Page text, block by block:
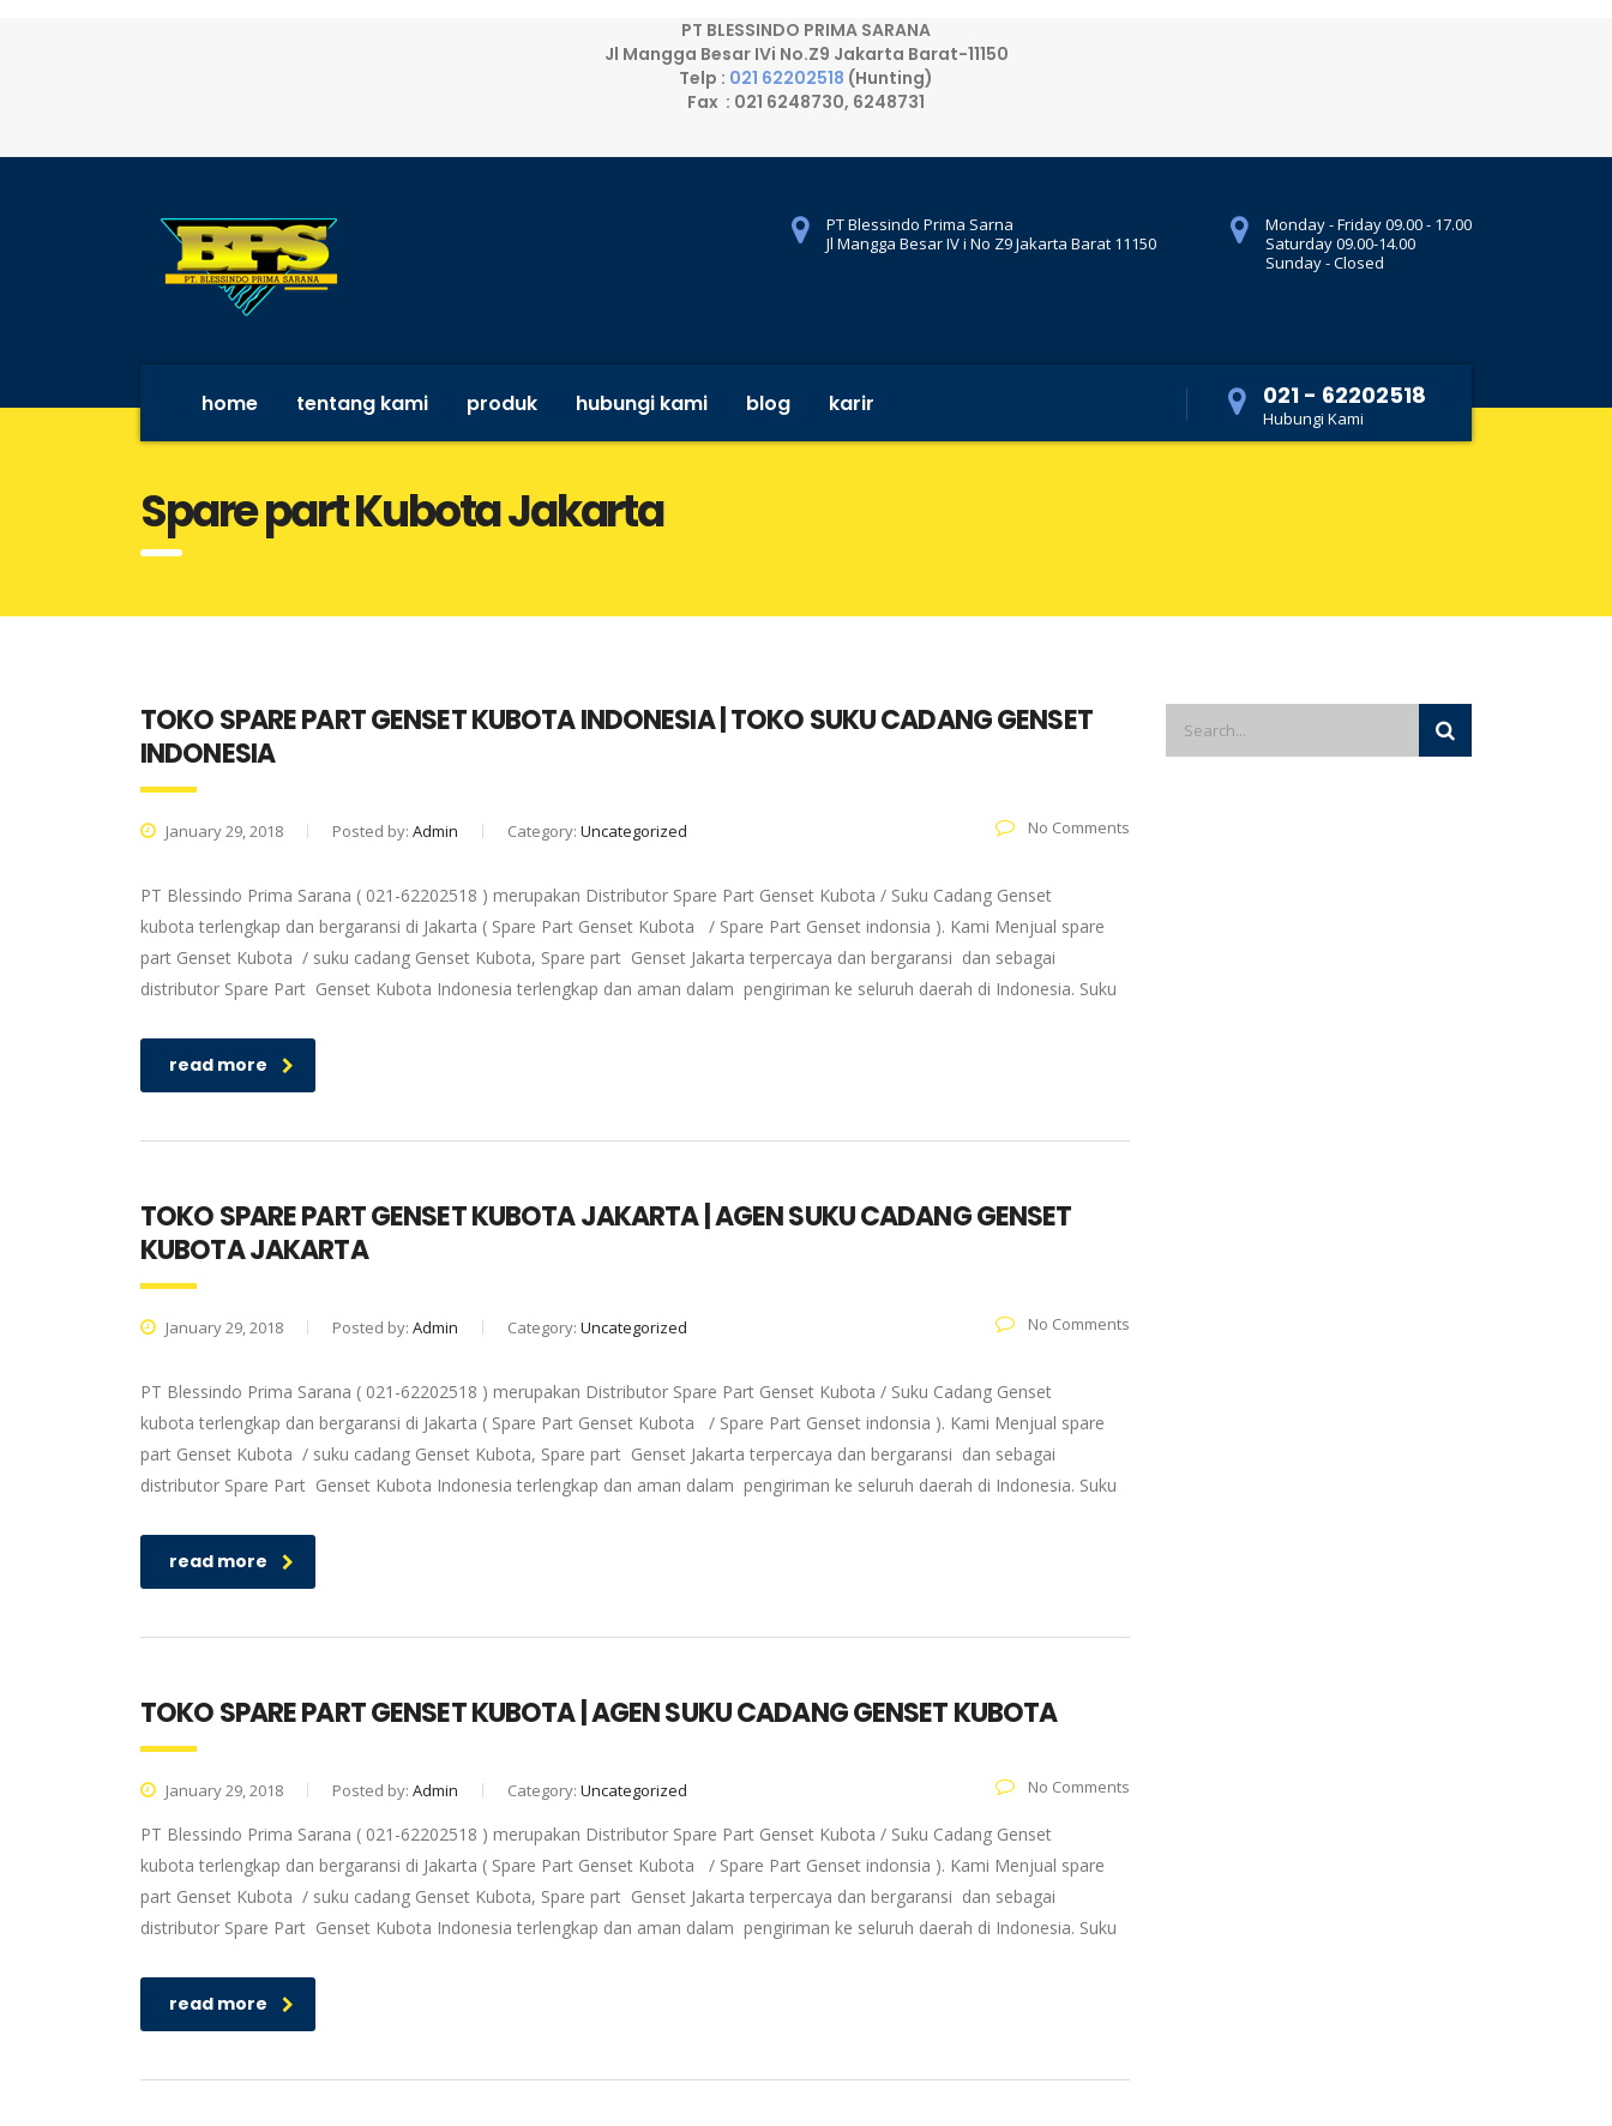
PT BLESSINDO PRIMA SARANA
Jl Mangga Besar IVi No.Z9 Jakarta Barat-11150
Telp : 021 62202518 (Hunting)
Fax : 021 6248730, 6248731
Monday - Friday 09.00 - 17.00
Saturday 09.00-14.00
Sunday - Closed
PT Blessindo Prima Sarna
Jl Mangga Besar IV i No Z9 Jakarta Barat 11150
home tentang kami produk hubungi kami blog karir 021 - 62202518
Hubungi Kami
Spare part Kubota Jakarta
TOKO SPARE PART GENSET KUBOTA INDONESIA | TOKO SUKU CADANG GENSET
INDONESIA
January 29, 2018 Posted by: Admin Category: Uncategorized No Comments
PT Blessindo Prima Sarana ( 021-62202518 ) merupakan Distributor Spare Part Genset Kubota / Suku Cadang Genset
kubota terlengkap dan bergaransi di Jakarta ( Spare Part Genset Kubota / Spare Part Genset indonsia ). Kami Menjual spare
part Genset Kubota / suku cadang Genset Kubota, Spare part Genset Jakarta terpercaya dan bergaransi dan sebagai
distributor Spare Part Genset Kubota Indonesia terlengkap dan aman dalam pengiriman ke seluruh daerah di Indonesia. Suku
read more
TOKO SPARE PART GENSET KUBOTA JAKARTA | AGEN SUKU CADANG GENSET
KUBOTA JAKARTA
January 29, 2018 Posted by: Admin Category: Uncategorized No Comments
PT Blessindo Prima Sarana ( 021-62202518 ) merupakan Distributor Spare Part Genset Kubota / Suku Cadang Genset
kubota terlengkap dan bergaransi di Jakarta ( Spare Part Genset Kubota / Spare Part Genset indonsia ). Kami Menjual spare
part Genset Kubota / suku cadang Genset Kubota, Spare part Genset Jakarta terpercaya dan bergaransi dan sebagai
distributor Spare Part Genset Kubota Indonesia terlengkap dan aman dalam pengiriman ke seluruh daerah di Indonesia. Suku
read more
TOKO SPARE PART GENSET KUBOTA | AGEN SUKU CADANG GENSET KUBOTA
January 29, 2018 Posted by: Admin Category: Uncategorized No Comments
PT Blessindo Prima Sarana ( 021-62202518 ) merupakan Distributor Spare Part Genset Kubota / Suku Cadang Genset
kubota terlengkap dan bergaransi di Jakarta ( Spare Part Genset Kubota / Spare Part Genset indonsia ). Kami Menjual spare
part Genset Kubota / suku cadang Genset Kubota, Spare part Genset Jakarta terpercaya dan bergaransi dan sebagai
distributor Spare Part Genset Kubota Indonesia terlengkap dan aman dalam pengiriman ke seluruh daerah di Indonesia. Suku
read more